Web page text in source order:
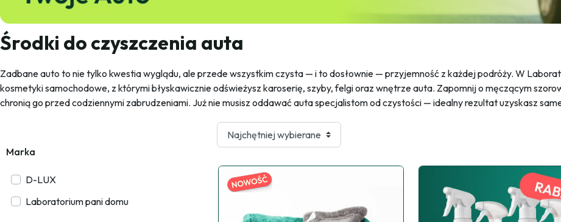
Środki do czyszczenia auta
Zadbane auto to nie tylko kwestia wyglądu, ale przede wszystkim czysta — i to dosłownie — przyjemność z każdej podróży. W
kosmetyki samochodowe, z którymi błyskawicznie odświeżysz karoserię, szyby, felgi oraz wnętrze auta. Zapomnij o męczącym
chronią go przed codziennymi zabrudzeniami. Już nie musisz oddawać auta specjalistom od czystości — idealny rezultat uzyskasz
Marka
D-LUX
Laboratorium pani domu